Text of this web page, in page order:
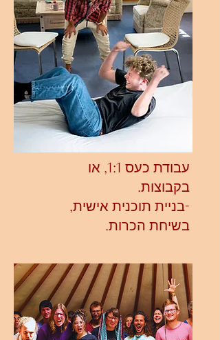
עבודת כעס 1:1, או
בקבוצות.
-בניית תוכנית אישית,
בשיחת הכרות.